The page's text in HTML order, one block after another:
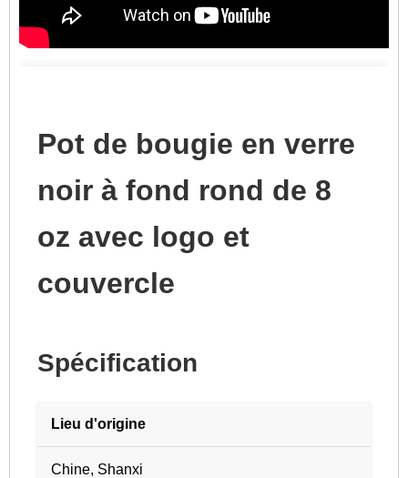
Pot de bougie en verre
noir à fond rond de 8
oz avec logo et
couvercle
Spécification
Lieu d'origine
Chine, Shanxi